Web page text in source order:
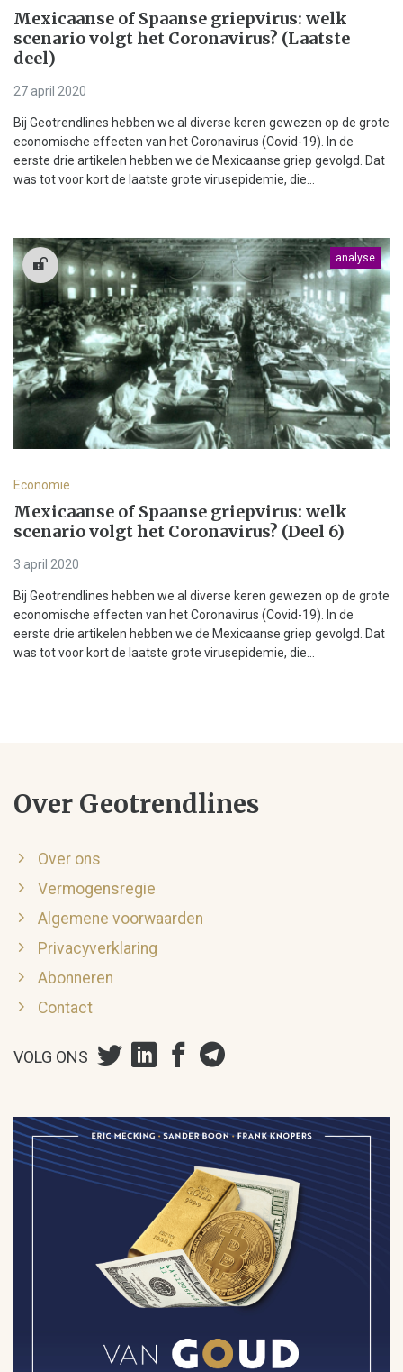
Mexicaanse of Spaanse griepvirus: welk
scenario volgt het Coronavirus? (Laatste
deel)
27 april 2020
Bij Geotrendlines hebben we al diverse keren gewezen op de grote
economische effecten van het Coronavirus (Covid-19). In de
eerste drie artikelen hebben we de Mexicaanse griep gevolgd. Dat
was tot voor kort de laatste grote virusepidemie, die...
analyse
Economie
Mexicaanse of Spaanse griepvirus: welk
scenario volgt het Coronavirus? (Deel 6)
3 april 2020
Bij Geotrendlines hebben we al diverse keren gewezen op de grote
economische effecten van het Coronavirus (Covid-19). In de
eerste drie artikelen hebben we de Mexicaanse griep gevolgd. Dat
was tot voor kort de laatste grote virusepidemie, die...
Over Geotrendlines
Over ons
Vermogensregie
Algemene voorwaarden
Privacyverklaring
Abonneren
Contact
VOLG ONS